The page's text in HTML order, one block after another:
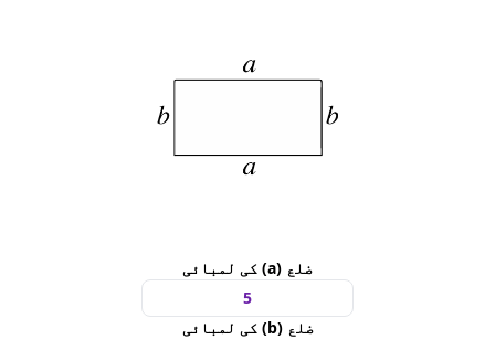
ضلع (a) کی لمبائی
ضلع (b) کی لمبائی